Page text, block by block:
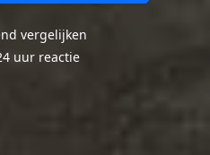
vergelijken
uur reactie